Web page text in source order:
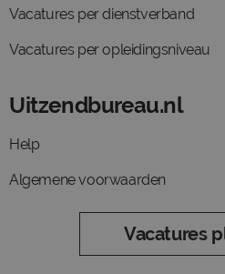
Vacatures per dienstverband
Vacatures per opleidingsniveau
Uitzendbureau.nl
Help
Algemene voorwaarden
Vacatures